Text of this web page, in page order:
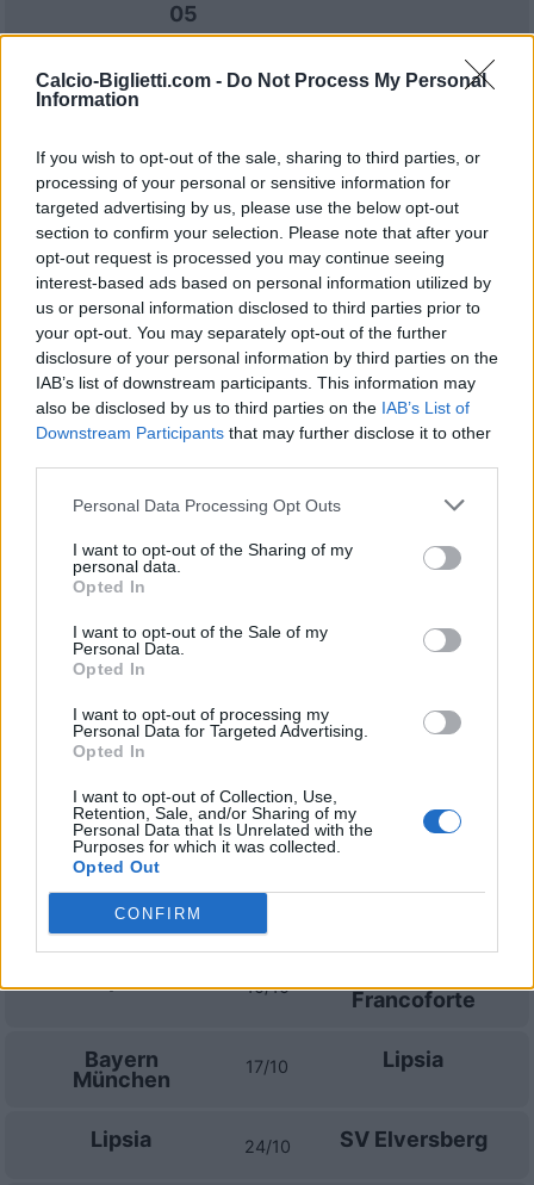
Calcio-Biglietti.com - Do Not Process My Personal
Information
If you wish to opt-out of the sale, sharing to third parties, or
processing of your personal or sensitive information for
targeted advertising by us, please use the below opt-out
section to confirm your selection. Please note that after your
opt-out request is processed you may continue seeing
interest-based ads based on personal information utilized by
us or personal information disclosed to third parties prior to
your opt-out. You may separately opt-out of the further
disclosure of your personal information by third parties on the
IAB’s list of downstream participants. This information may
also be disclosed by us to third parties on the IAB’s List of
Downstream Participants that may further disclose it to other
Personal Data Processing Opt Outs
I want to opt-out of the Sharing of my
personal data.
Opted In
I want to opt-out of the Sale of my
Personal Data.
Opted In
I want to opt-out of processing my
Personal Data for Targeted Advertising.
Opted In
I want to opt-out of Collection, Use,
Retention, Sale, and/or Sharing of my
Personal Data that Is Unrelated with the
Purposes for which it was collected.
Opted Out
CONFIRM
05
2023 Lipsia 0-3
FSV Mainz
2022
FSV Mainz
05
1-1 Lipsia
2022 Lipsia 4-1
FSV Mainz
05
2021
FSV Mainz
05
1-0 Lipsia
2021
FSV Mainz
3-2 Lipsia
Lipsia
SV Werder
Bremen
Lipsia 13/09 Amburgo
Bayer
Leverkusen
Lipsia
10/10
Francoforte
Bayern
München
17/10 Lipsia
Lipsia 24/10 SV Elversberg